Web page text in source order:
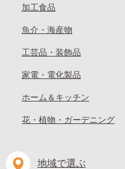
加工食品
魚介・海産物
工芸品・装飾品
家電・電化製品
ホーム＆キッチン
花・植物・ガーデニング
地域で選ぶ